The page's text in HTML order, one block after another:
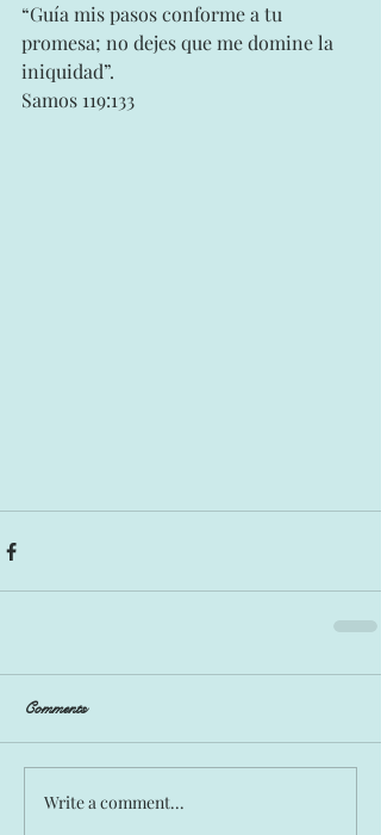
“Guía mis pasos conforme a tu
promesa; no dejes que me domine la
iniquidad”.
Samos 119:133
Comments
Write a comment...